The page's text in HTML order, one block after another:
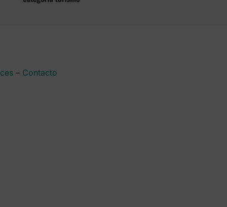
– Contacto